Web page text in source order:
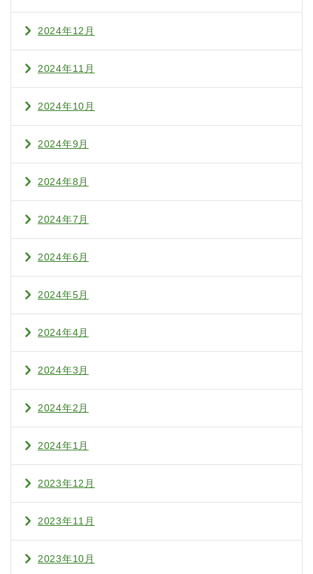
2024年12月
2024年11月
2024年10月
2024年9月
2024年8月
2024年7月
2024年6月
2024年5月
2024年4月
2024年3月
2024年2月
2024年1月
2023年12月
2023年11月
2023年10月